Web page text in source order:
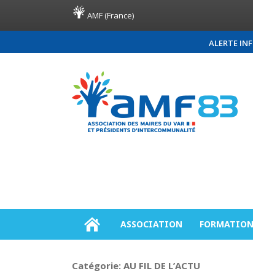
AMF (France)
ALERTE
COMMUNIQUÉ
ASSOCIATION FORMATION
Catégorie: AU FIL DE L’ACTU